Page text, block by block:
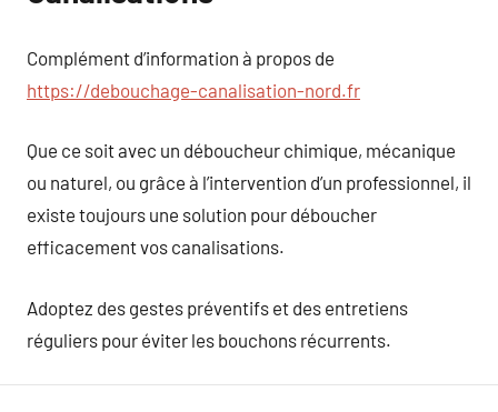
Complément d’information à propos de
https://debouchage-canalisation-nord.fr
Que ce soit avec un déboucheur chimique, mécanique
ou naturel, ou grâce à l’intervention d’un professionnel, il
existe toujours une solution pour déboucher
efficacement vos canalisations.
Adoptez des gestes préventifs et des entretiens
réguliers pour éviter les bouchons récurrents.